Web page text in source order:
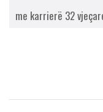
me karrierë 32